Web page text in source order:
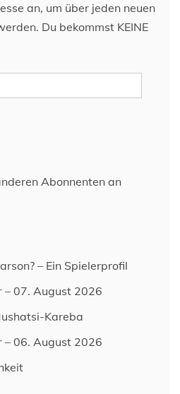
an, um über jeden neuen
Du bekommst KEINE
Abonnenten an
– Ein Spielerprofil
– 07. August 2026
Kareba
– 06. August 2026